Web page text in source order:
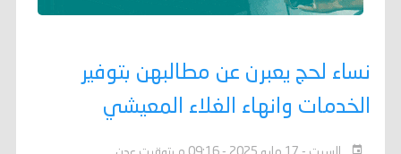
نساء لحج يعبرن عن مطالبهن بتوفير
الخدمات وانهاء الغلاء المعيشي